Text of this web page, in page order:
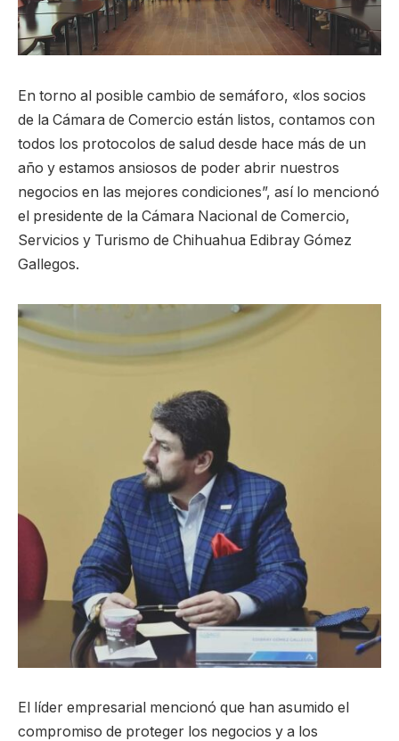
En torno al posible cambio de semáforo, «los socios
de la Cámara de Comercio están listos, contamos con
todos los protocolos de salud desde hace más de un
año y estamos ansiosos de poder abrir nuestros
negocios en las mejores condiciones”, así lo mencionó
el presidente de la Cámara Nacional de Comercio,
Servicios y Turismo de Chihuahua Edibray Gómez
Gallegos.
El líder empresarial mencionó que han asumido el
compromiso de proteger los negocios y a los